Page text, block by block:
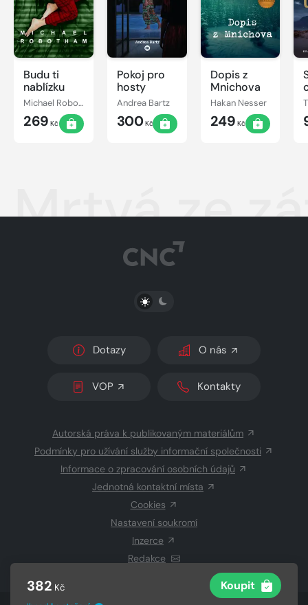
382 Kč Koupit
Budu ti
nablízku
Michael Robotham
269 Kč
Pokoj pro
hosty
Andrea Bartz
300Kč
Dopis z
Mnichova
Hakan Nesser
249 Kč
Mrtvá ze
PŘEPNOUT SVĚTLÝ/TMAVÝ REŽIM
Dotazy O nás
VOP Kontakty
Autorská práva k publikovaným materiálům
Podmínky pro užívání služby informační společnosti
Informace o zpracování osobních údajů
Jednotná kontaktní místa
Cookies
Nastavení soukromí
Inzerce
Redakce